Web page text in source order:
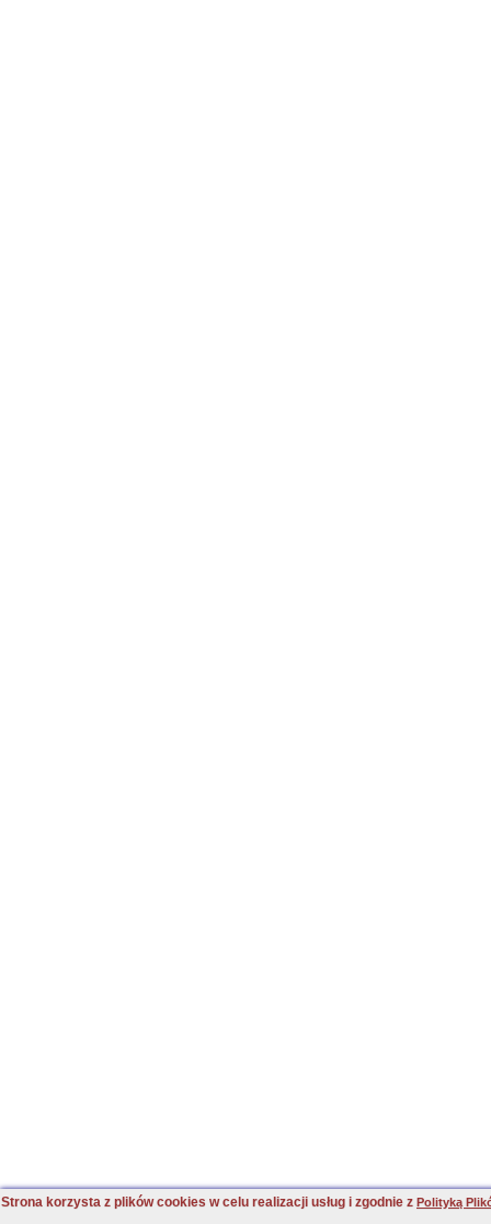
Strona korzysta z plików cookies w celu realizacji usług i zgodnie z Polityką